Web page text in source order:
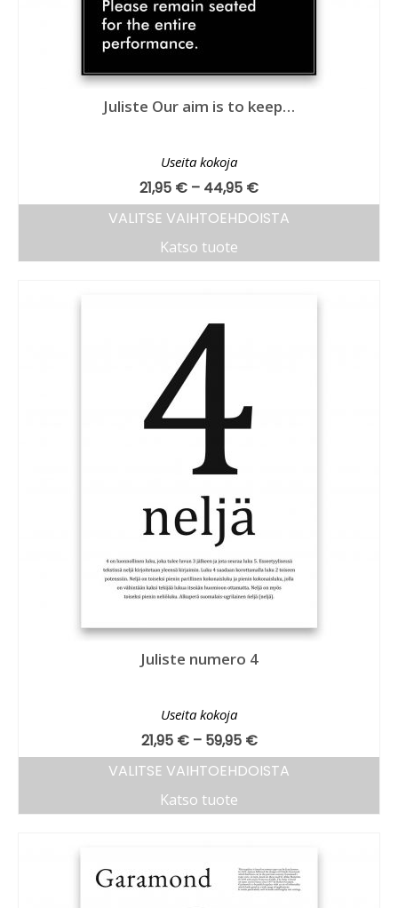
Juliste Our aim is to keep…
Useita kokoja
21,95 € – 44,95 €
VALITSE VAIHTOEHDOISTA
Katso tuote
Juliste numero 4
Useita kokoja
21,95 € – 59,95 €
VALITSE VAIHTOEHDOISTA
Katso tuote